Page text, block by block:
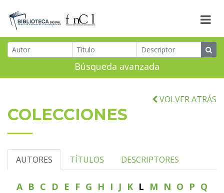
Búsqueda avanzada
VOLVER ATRÁS
COLECCIONES
AUTORES TÍTULOS DESCRIPTORES
A B C D E F G H I J K L M N O P Q